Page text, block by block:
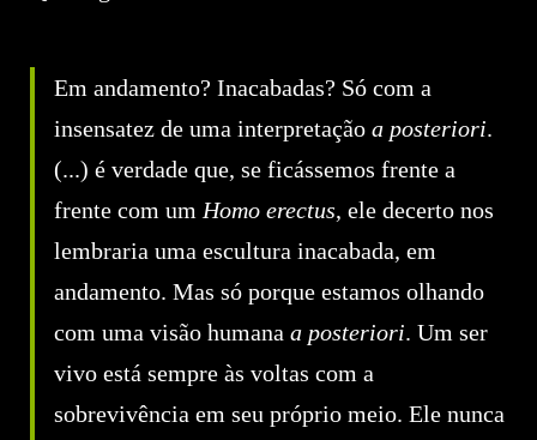
Em andamento? Inacabadas? Só com a
insensatez de uma interpretaçãoa posteriori.
(...) é verdade que, se ficássemos frente a
frente com um Homo erectus, ele decerto nos
lembraria uma escultura inacabada, em
andamento. Mas só porque estamos olhando
com uma visão humanaa posteriori. Um ser
vivo está sempre às voltas com a
sobrevivência em seu próprio meio. Ele nunca